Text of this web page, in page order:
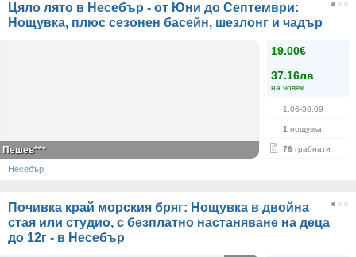
Цяло лято в Несебър - от Юни до Септември:
Нощувка, плюс сезонен басейн, шезлонг и чадър
19.00€
37.16лв
на човек
1.06-30.09
1 нощувка
76 грабнати
Пешев***
Несебър
Почивка край морския бряг: Нощувка в двойна
стая или студио, с безплатно настаняване на деца
до 12г - в Несебър